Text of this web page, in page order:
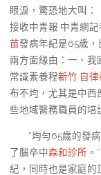
眼淚，驚恐地大叫：
接收中青報·中青網
苗發病年紀是65歲
兩方面緣由：一、我
常識素養程新竹 自
布不均，尤其是中西
些地域醫務職員的培
“均勻65歲的發
了腦卒中森和診所
紀，同時也是家庭的